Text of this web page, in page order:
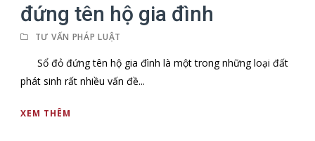
đứng tên hộ gia đình
TƯ VẤN PHÁP LUẬT
Sổ đỏ đứng tên hộ gia đình là một trong những loại đất
phát sinh rất nhiều vấn đề...
XEM THÊM